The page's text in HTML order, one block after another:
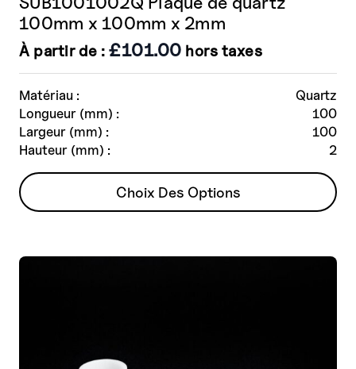
Matériau :
Quartz
Longueur (mm) :
100
Largeur (mm) :
100
Hauteur (mm) :
2
100mm x 100mm x 2mm
À partir de : £101.00 hors taxes
Choix Des Options
Ce
produit
variantes.